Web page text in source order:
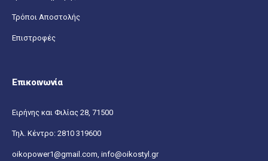
Τρόποι Αποστολής
Επιστροφές
Επικοινωνία
Ειρήνης και Φιλίας 28, 71500
Τηλ. Κέντρο: 2810 319600
oikopower1@gmail.com, info@oikostyl.gr